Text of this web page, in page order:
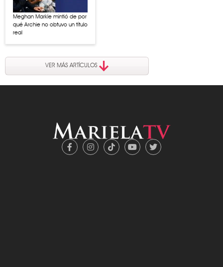
Meghan Markle mintió de por
qué Archie no obtuvo un título
real
VER MÁS ARTÍCULOS